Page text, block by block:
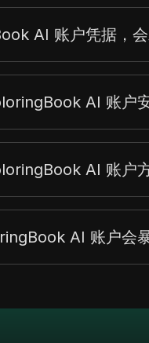
AI 账户凭据，会
AI 账户
AI 账户
AI 账户会